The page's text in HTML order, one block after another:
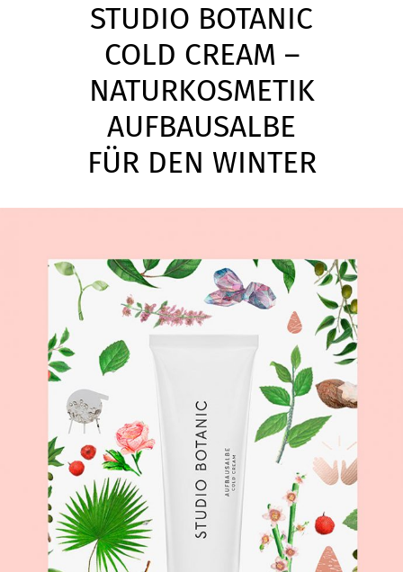
STUDIO BOTANIC
COLD CREAM –
NATURKOSMETIK
AUFBAUSALBE
FÜR DEN WINTER